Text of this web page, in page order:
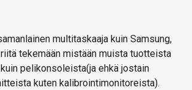
multitaskaaja kuin Samsung,
tekemään mistään muista tuotteista
pelikonsoleista(ja ehkä jostain
kuten kalibrointimonitoreista).